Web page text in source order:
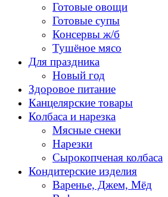
Готовые овощи
Готовые супы
Консервы ж/б
Тушёное мясо
Для праздника
Новый год
Здоровое питание
Канцелярские товары
Колбаса и нарезка
Мясные снеки
Нарезки
Сырокопченая колбаса
Кондитерские изделия
Варенье, Джем, Мёд